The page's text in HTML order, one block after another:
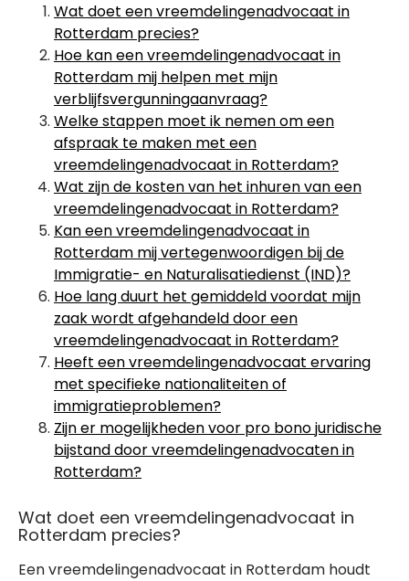
Wat doet een vreemdelingenadvocaat in
Rotterdam precies?
Hoe kan een vreemdelingenadvocaat in
Rotterdam mij helpen met mijn
verblijfsvergunningaanvraag?
Welke stappen moet ik nemen om een
afspraak te maken met een
vreemdelingenadvocaat in Rotterdam?
Wat zijn de kosten van het inhuren van een
vreemdelingenadvocaat in Rotterdam?
Kan een vreemdelingenadvocaat in
Rotterdam mij vertegenwoordigen bij de
Immigratie- en Naturalisatiedienst (IND)?
Hoe lang duurt het gemiddeld voordat mijn
zaak wordt afgehandeld door een
vreemdelingenadvocaat in Rotterdam?
Heeft een vreemdelingenadvocaat ervaring
met specifieke nationaliteiten of
immigratieproblemen?
Zijn er mogelijkheden voor pro bono juridische
bijstand door vreemdelingenadvocaten in
Rotterdam?
Wat doet een vreemdelingenadvocaat in
Rotterdam precies?
Een vreemdelingenadvocaat in Rotterdam houdt